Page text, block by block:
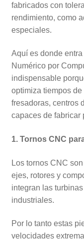
fabricados con
rendimiento, como
especiales.
Aquí es donde
Numérico por
indispensable
optimiza tiempos
fresadoras, centros
capaces de fabricar
1. Tornos CNC
Los tornos CNC
ejes, rotores y
integran las
industriales.
Por lo tanto estas
velocidades